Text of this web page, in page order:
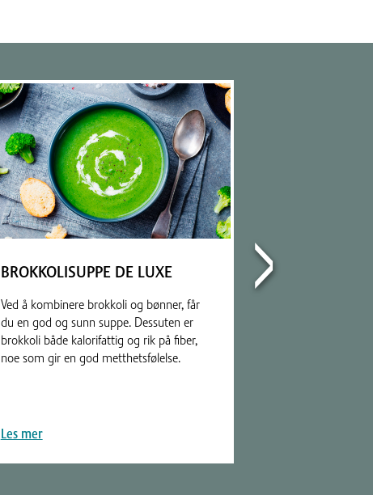
BROKKOLISUPPE DE LUXE
Ved å kombinere brokkoli og bønner, får
du en god og sunn suppe. Dessuten er
brokkoli både kalorifattig og rik på fiber,
noe som gir en god metthetsfølelse.
Les mer